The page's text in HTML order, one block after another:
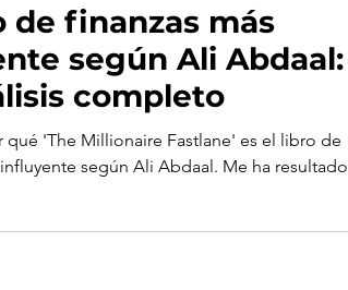
de finanzas más
según Ali Abdaal:
completo
qué 'The Millionaire Fastlane' es el libro de
según Ali Abdaal. Me ha resultado